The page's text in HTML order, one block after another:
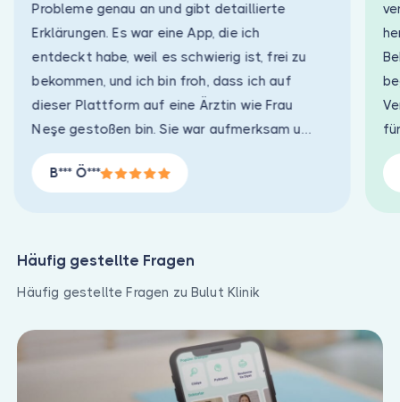
Probleme genau an und gibt detaillierte
Erklärungen. Es war eine App, die ich
entdeckt habe, weil es schwierig ist, frei zu
bekommen, und ich bin froh, dass ich auf
dieser Plattform auf eine Ärztin wie Frau
Neşe gestoßen bin. Sie war aufmerksam und
sehr schnell hilfsbereit.
B*** Ö***
Häufig gestellte Fragen
Häufig gestellte Fragen zu Bulut Klinik